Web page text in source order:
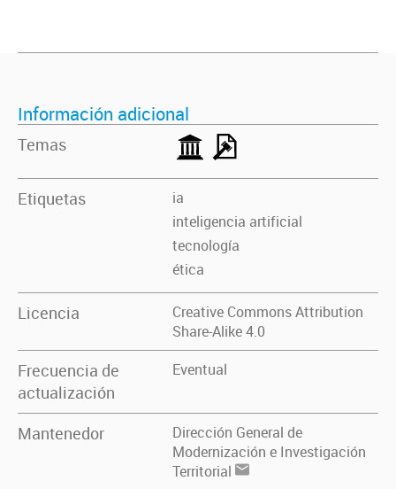
Información adicional
Temas
Etiquetas
ia
inteligencia artificial
tecnología
ética
Licencia
Creative Commons Attribution
Share-Alike 4.0
Frecuencia de
actualización
Eventual
Mantenedor
Dirección General de
Modernización e Investigación
Territorial